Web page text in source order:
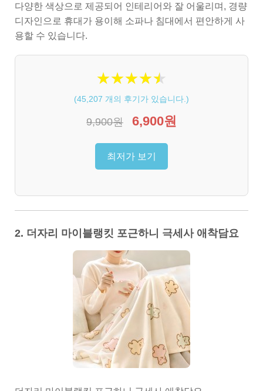
다양한 색상으로 제공되어 인테리어와 잘 어울리며, 경량
디자인으로 휴대가 용이해 소파나 침대에서 편안하게 사
용할 수 있습니다.
★★★★★
★★★★★
(45,207 개의 후기가 있습니다.)
9,900원 6,900원
최저가 보기
2. 더자리 마이블랭킷 포근하니 극세사 애착담요